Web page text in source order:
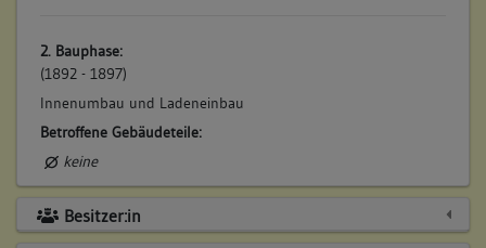
2. Bauphase:
(1892 - 1897)
Innenumbau und Ladeneinbau
Betroffene Gebäudeteile:
keine
Besitzer:in